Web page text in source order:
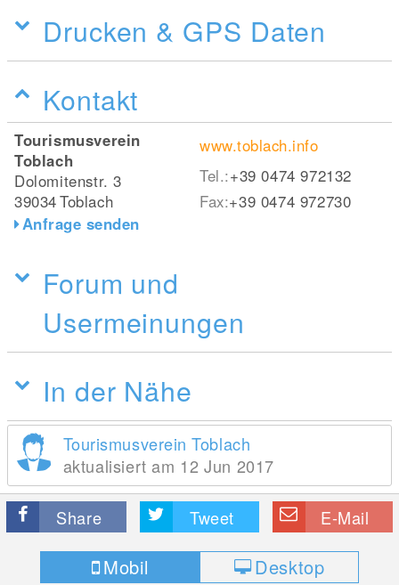
Drucken & GPS Daten
Kontakt
Tourismusverein
Toblach
Dolomitenstr. 3
39034Toblach
Anfrage senden
www.toblach.info
Tel.:+39 0474 972132
Fax:+39 0474 972730
Forum und
Usermeinungen
In der Nähe
Tourismusverein Toblach
aktualisiert am 12 Jun 2017
Share Tweet E-Mail
Mobil Desktop